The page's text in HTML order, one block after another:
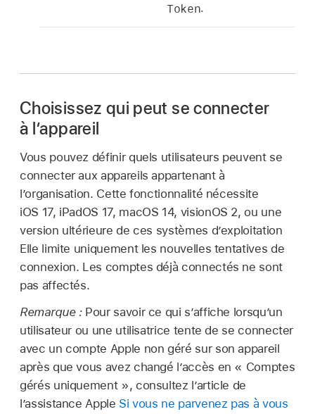
Token.
Choisissez qui peut se connecter
à l’appareil
Vous pouvez définir quels utilisateurs peuvent se
connecter aux appareils appartenant à
l’organisation. Cette fonctionnalité nécessite
iOS 17, iPadOS 17, macOS 14, visionOS 2, ou une
version ultérieure de ces systèmes d’exploitation
Elle limite uniquement les nouvelles tentatives de
connexion. Les comptes déjà connectés ne sont
pas affectés.
Remarque : Pour savoir ce qui s’affiche lorsqu’un
utilisateur ou une utilisatrice tente de se connecter
avec un compte Apple non géré sur son appareil
après que vous avez changé l’accès en « Comptes
gérés uniquement », consultez l’article de
l’assistance Apple Si vous ne parvenez pas à vous